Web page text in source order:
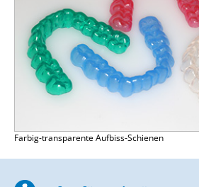
Farbig-transparente Aufbiss-Schienen